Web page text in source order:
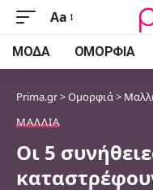
Font
Resizer
Aa
ΜΌΔΑ ΟΜΟΡΦΙΆ
Prima.gr>Ομορφιά>
ΜΑΛΛΙΆ
Οι 5